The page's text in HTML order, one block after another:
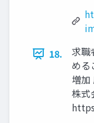
18.
求職
める
増加
株式